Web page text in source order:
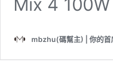
Mix 4
mbzhu(碼幫主) | 你的首